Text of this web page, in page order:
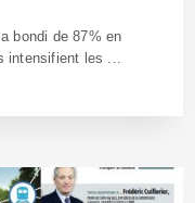
bondi de 87% en
intensifient les ...